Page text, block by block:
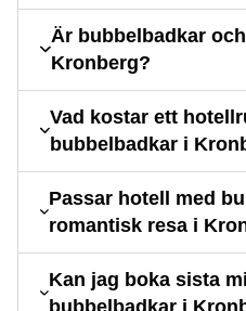
Är bubbelbadkar
Kronberg?
Vad kostar ett
bubbelbadkar i
Passar hotell med
romantisk resa i
Kan jag boka sista
bubbelbadkar i